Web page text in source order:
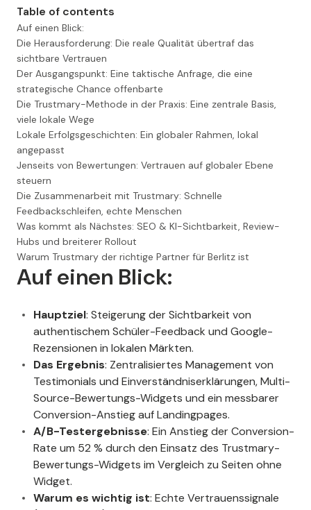
Table of contents
Auf einen Blick:
Die Herausforderung: Die reale Qualität übertraf das
sichtbare Vertrauen
Der Ausgangspunkt: Eine taktische Anfrage, die eine
strategische Chance offenbarte
Die Trustmary-Methode in der Praxis: Eine zentrale Basis,
viele lokale Wege
Lokale Erfolgsgeschichten: Ein globaler Rahmen, lokal
angepasst
Jenseits von Bewertungen: Vertrauen auf globaler Ebene
steuern
Die Zusammenarbeit mit Trustmary: Schnelle
Feedbackschleifen, echte Menschen
Was kommt als Nächstes: SEO & KI-Sichtbarkeit, Review-
Hubs und breiterer Rollout
Warum Trustmary der richtige Partner für Berlitz ist
Auf einen Blick:
Hauptziel: Steigerung der Sichtbarkeit von
authentischem Schüler-Feedback und Google-
Rezensionen in lokalen Märkten.
Das Ergebnis: Zentralisiertes Management von
Testimonials und Einverständniserklärungen, Multi-
Source-Bewertungs-Widgets und ein messbarer
Conversion-Anstieg auf Landingpages.
A/B-Testergebnisse: Ein Anstieg der Conversion-
Rate um 52 % durch den Einsatz des Trustmary-
Bewertungs-Widgets im Vergleich zu Seiten ohne
Widget.
Warum es wichtig ist: Echte Vertrauenssignale